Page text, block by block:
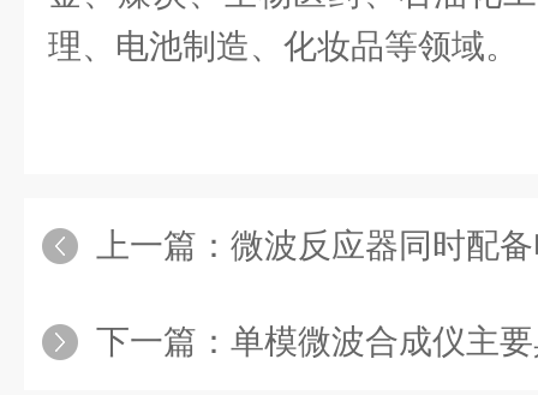
理、电池制造、化妆品等领域。
上一篇： 微波反应器同时配
下一篇： 单模微波合成仪主